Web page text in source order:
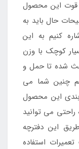
قوت این محصول
حال باید به
کنیم به این
کوچک با وزن
شده تا حمل و
چنین شما می
بندی این محصول
راحتی می توانید
این دفترچه
استفاده